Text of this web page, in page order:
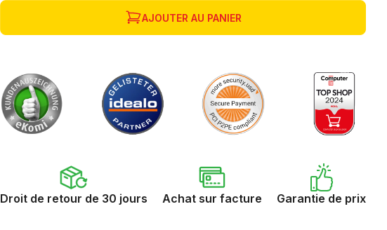
AJOUTER AU PANIER
Droit de retour de 30 jours Achat sur facture Garantie de prix